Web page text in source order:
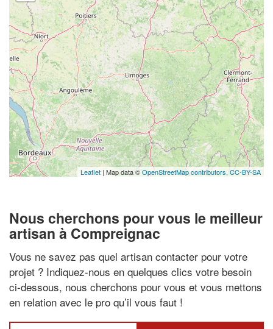
Leaflet | Map data ©OpenStreetMap contributors, CC-BY-SA
Nous cherchons pour vous le meilleur
artisan à Compreignac
Vous ne savez pas quel artisan contacter pour votre
projet ? Indiquez-nous en quelques clics votre besoin
ci-dessous, nous cherchons pour vous et vous mettons
en relation avec le pro qu’il vous faut !